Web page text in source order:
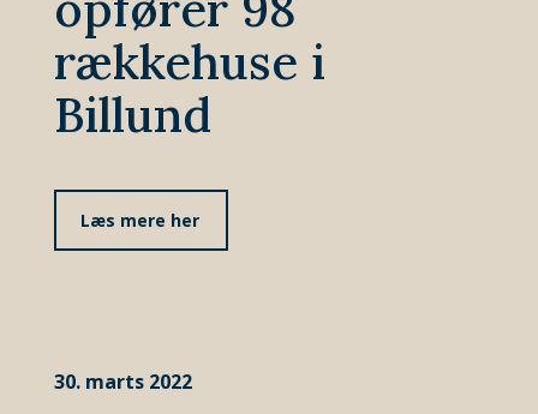
rækkehuse i
Billund
Læs mere her
30. marts 2022